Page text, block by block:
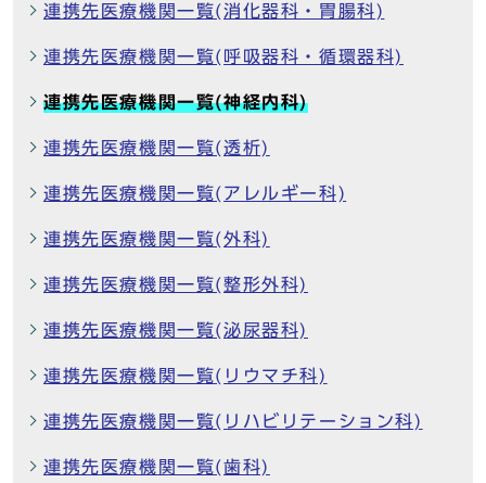
連携先医療機関一覧(消化器科・胃腸科)
連携先医療機関一覧(呼吸器科・循環器科)
連携先医療機関一覧(神経内科)
連携先医療機関一覧(透析)
連携先医療機関一覧(アレルギー科)
連携先医療機関一覧(外科)
連携先医療機関一覧(整形外科)
連携先医療機関一覧(泌尿器科)
連携先医療機関一覧(リウマチ科)
連携先医療機関一覧(リハビリテーション科)
連携先医療機関一覧(歯科)